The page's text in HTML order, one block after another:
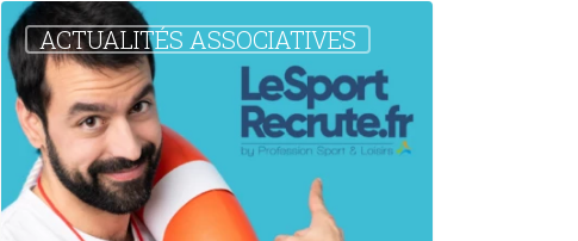
Déclaration
de
Surveillant
Sauveteur
ACTUALITÉS ASSOCIATIVES